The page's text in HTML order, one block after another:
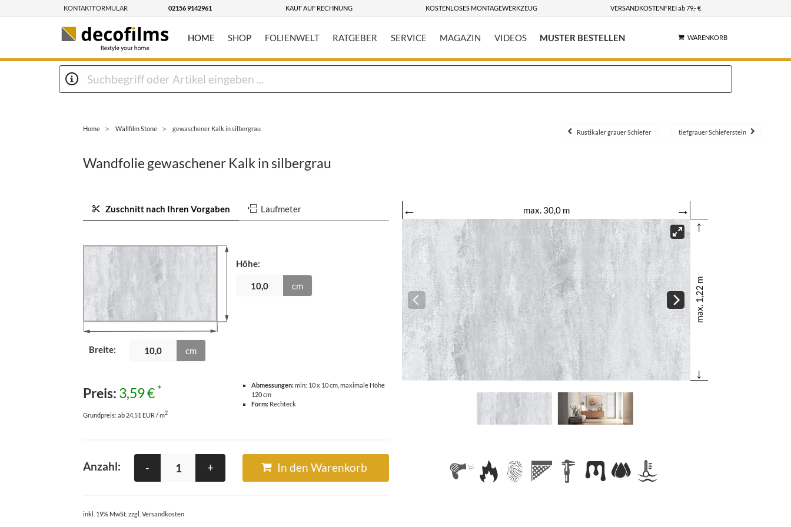
KONTAKTFORMULAR 02156 9142961 KAUF AUF RECHNUNG KOSTENLOSES MONTAGEWERKZEUG VERSANDKOSTENFREI ab 79,- €
HOME SHOP FOLIENWELT RATGEBER SERVICE MAGAZIN VIDEOS MUSTER BESTELLEN WARENKORB
Home Wallfilm Stone gewaschener Kalk in silbergrau Rustikaler grauer Schiefer tiefgrauer Schieferstein
Wandfolie gewaschener Kalk in silbergrau
Zuschnitt nach Ihren Vorgaben Laufmeter
Breite: cm
Höhe:
cm
Preis: 3,59 € *
Grundpreis: ab 24,51 EUR / m2
Abmessungen:min: 10 x 10 cm, maximale Höhe
120 cm
Form: Rechteck
Anzahl: - + In den Warenkorb
inkl. 19% MwSt. zzgl. Versandkosten
← max. 30,0 m
→
↑
max. 1,22 m
↓